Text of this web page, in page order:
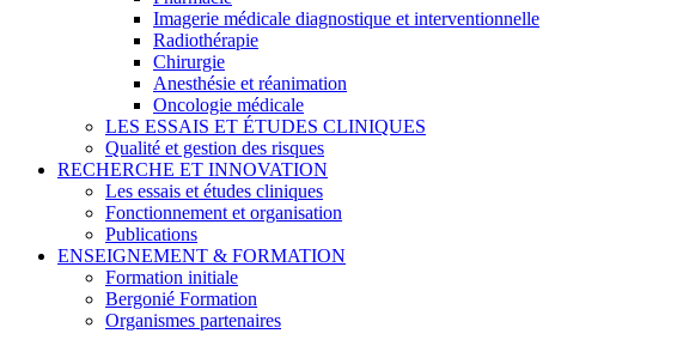
Imagerie médicale diagnostique et interventionnelle
Radiothérapie
Chirurgie
Anesthésie et réanimation
Oncologie médicale
LES ESSAIS ET ÉTUDES CLINIQUES
Qualité et gestion des risques
RECHERCHE ET INNOVATION
Les essais et études cliniques
Fonctionnement et organisation
Publications
ENSEIGNEMENT & FORMATION
Formation initiale
Bergonié Formation
Organismes partenaires